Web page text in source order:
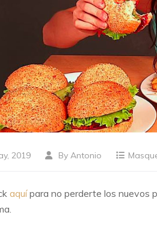
2019 By Antonio
aquípara no perderte los nuevos